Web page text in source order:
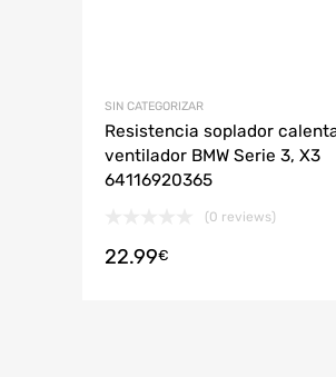
SIN CATEGORIZAR
Resistencia soplador
ventilador BMW Serie 3, X3
64116920365
(0 reviews)
22.99€